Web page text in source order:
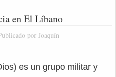
en El Líbano
por Joaquín
es un grupo militar y